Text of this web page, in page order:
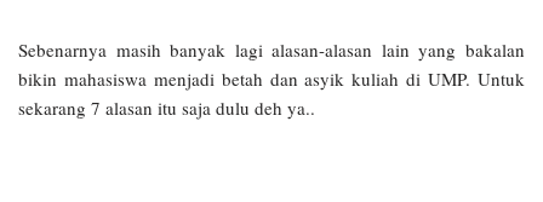
Sebenarnya masih banyak lagi alasan-alasan lain yang bakalan
bikin mahasiswa menjadi betah dan asyik kuliah di UMP. Untuk
sekarang 7 alasan itu saja dulu deh ya..